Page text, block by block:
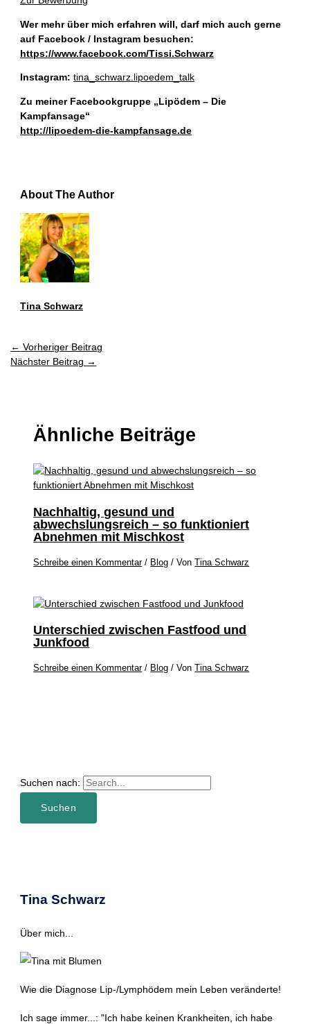
Wer mehr über mich erfahren will, darf mich auch gerne
auf Facebook / Instagram besuchen:
https://www.facebook.com/Tissi.Schwarz
Instagram: tina_schwarz.lipoedem_talk
Zu meiner Facebookgruppe „Lipödem – Die
Kampfansage“
http://lipoedem-die-kampfansage.de
About The Author
Tina Schwarz
← Vorheriger Beitrag
Nächster Beitrag →
Ähnliche Beiträge
Nachhaltig, gesund und
abwechslungsreich – so funktioniert
Abnehmen mit Mischkost
Schreibe einen Kommentar / Blog / VonTina Schwarz
Unterschied zwischen Fastfood und
Junkfood
Schreibe einen Kommentar / Blog / VonTina Schwarz
Suchen nach:
Tina Schwarz
Über mich...
Wie die Diagnose Lip-/Lymphödem mein Leben veränderte!
Ich sage immer...: "Ich habe keinen Krankheiten, ich habe